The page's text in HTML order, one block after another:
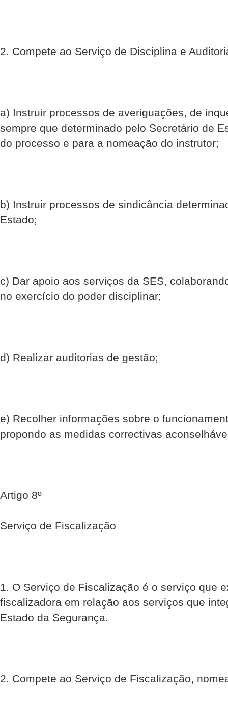
2. Compete ao Serviço de Disciplina e
a) Instruir processos de averiguações, de
sempre que determinado pelo Secretário de
do processo e para a nomeação do instrutor;
b) Instruir processos de sindicância
Estado;
c) Dar apoio aos serviços da SES,
no exercício do poder disciplinar;
d) Realizar auditorias de gestão;
e) Recolher informações sobre o
propondo as medidas correctivas
Artigo 8º
Serviço de Fiscalização
1. O Serviço de Fiscalização é o serviço que
fiscalizadora em relação aos serviços que
Estado da Segurança.
2. Compete ao Serviço de Fiscalização,